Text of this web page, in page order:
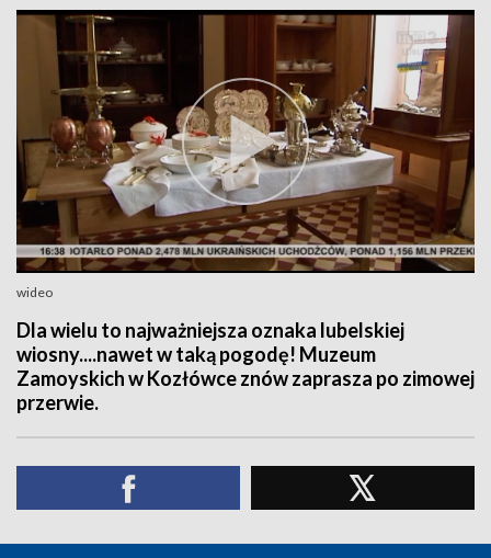
wideo
Dla wielu to najważniejsza oznaka lubelskiej
wiosny....nawet w taką pogodę! Muzeum
Zamoyskich w Kozłówce znów zaprasza po zimowej
przerwie.